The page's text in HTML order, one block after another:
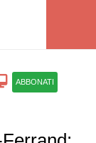
ABBONATI